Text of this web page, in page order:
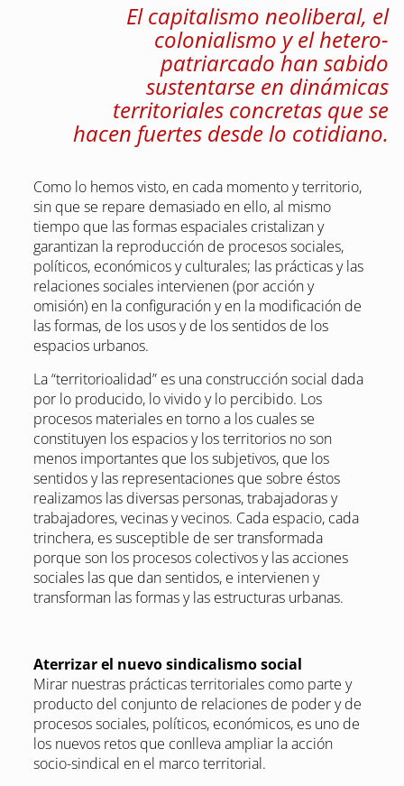
El capitalismo neoliberal, el
colonialismo y el hetero-
patriarcado han sabido
sustentarse en dinámicas
territoriales concretas que se
hacen fuertes desde lo cotidiano.
Como lo hemos visto, en cada momento y territorio,
sin que se repare demasiado en ello, al mismo
tiempo que las formas espaciales cristalizan y
garantizan la reproducción de procesos sociales,
políticos, económicos y culturales; las prácticas y las
relaciones sociales intervienen (por acción y
omisión) en la configuración y en la modificación de
las formas, de los usos y de los sentidos de los
espacios urbanos.
La “territorioalidad” es una construcción social dada
por lo producido, lo vivido y lo percibido. Los
procesos materiales en torno a los cuales se
constituyen los espacios y los territorios no son
menos importantes que los subjetivos, que los
sentidos y las representaciones que sobre éstos
realizamos las diversas personas, trabajadoras y
trabajadores, vecinas y vecinos. Cada espacio, cada
trinchera, es susceptible de ser transformada
porque son los procesos colectivos y las acciones
sociales las que dan sentidos, e intervienen y
transforman las formas y las estructuras urbanas.
Aterrizar el nuevo sindicalismo social
Mirar nuestras prácticas territoriales como parte y
producto del conjunto de relaciones de poder y de
procesos sociales, políticos, económicos, es uno de
los nuevos retos que conlleva ampliar la acción
socio-sindical en el marco territorial.